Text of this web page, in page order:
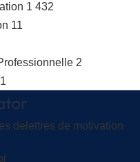
1 432
11
2
1
delettres de motivation